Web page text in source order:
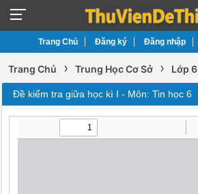
Trang Chủ Đăng ký Đăng nhập
Trang Chủ › Trung Học Cơ Sở › Lớp 6
Đề kiểm tra giữa học kì I - Môn: Tin học 6